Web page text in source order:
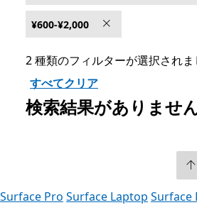
¥600-¥2,000
2 種類のフィルターが選択されま
すべてクリア
検索結果がありませ
Surface Pro Surface Laptop Surface